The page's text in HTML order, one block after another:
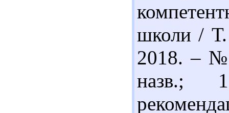
школи /
2018. – №
назв.;